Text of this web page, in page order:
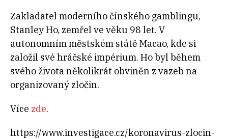
Zakladatel moderního čínského gamblingu,
Stanley Ho, zemřel ve věku 98 let. V
autonomním městském státě Macao, kde si
založil své hráčské impérium. Ho byl během
svého života několikrát obviněn z vazeb na
organizovaný zločin.
Více zde.
https://www.investigace.cz/koronavirus-zlocin-